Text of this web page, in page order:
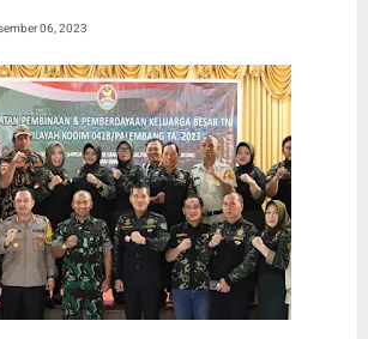
06, 2023